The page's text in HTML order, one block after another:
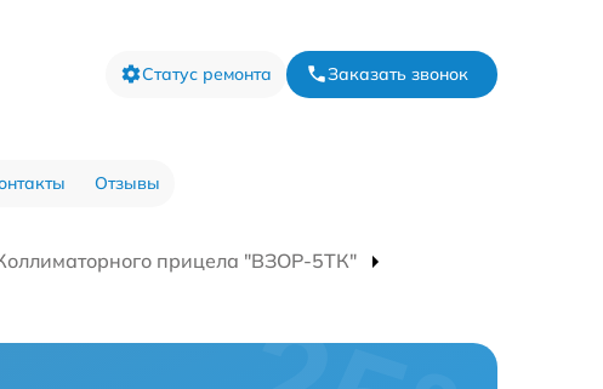
Статус ремонта Заказать звонок
Отзывы
прицела "ВЗОР-5ТК"